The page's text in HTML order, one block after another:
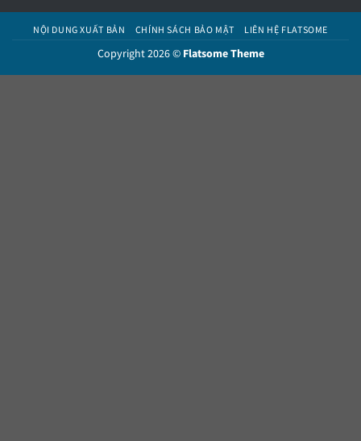
NỘI DUNG XUẤT BẢN CHÍNH SÁCH BẢO MẬT LIÊN HỆ FLATSOME
Copyright 2026 © Flatsome Theme